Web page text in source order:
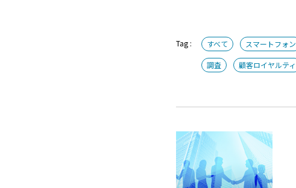
フィルター
Tag : すべて スマートフォン
調査 顧客ロイヤルティ